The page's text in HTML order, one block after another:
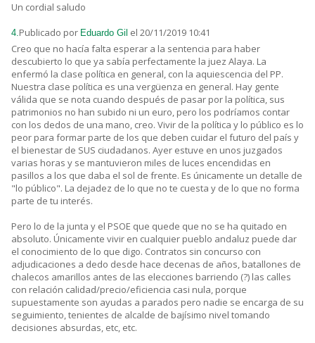
Un cordial saludo
4.Publicado por Eduardo Gil el 20/11/2019 10:41
Creo que no hacía falta esperar a la sentencia para haber
descubierto lo que ya sabía perfectamente la juez Alaya. La
enfermó la clase política en general, con la aquiescencia del PP.
Nuestra clase política es una vergüenza en general. Hay gente
válida que se nota cuando después de pasar por la política, sus
patrimonios no han subido ni un euro, pero los podríamos contar
con los dedos de una mano, creo. Vivir de la política y lo público es lo
peor para formar parte de los que deben cuidar el futuro del país y
el bienestar de SUS ciudadanos. Ayer estuve en unos juzgados
varias horas y se mantuvieron miles de luces encendidas en
pasillos a los que daba el sol de frente. Es únicamente un detalle de
"lo público". La dejadez de lo que no te cuesta y de lo que no forma
parte de tu interés.
Pero lo de la junta y el PSOE que quede que no se ha quitado en
absoluto. Únicamente vivir en cualquier pueblo andaluz puede dar
el conocimiento de lo que digo. Contratos sin concurso con
adjudicaciones a dedo desde hace decenas de años, batallones de
chalecos amarillos antes de las elecciones barriendo (?) las calles
con relación calidad/precio/eficiencia casi nula, porque
supuestamente son ayudas a parados pero nadie se encarga de su
seguimiento, tenientes de alcalde de bajísimo nivel tomando
decisiones absurdas, etc, etc.